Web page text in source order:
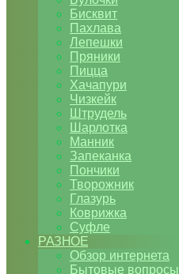
Бисквит
Пахлава
Лепешки
Пряники
Пицца
Хачапури
Чизкейк
Штрудель
Шарлотка
Манник
Запеканка
Пончики
Творожник
Глазурь
Коврижка
Суфле
РАЗНОЕ
Обзор интернета
Бытовые вопросы